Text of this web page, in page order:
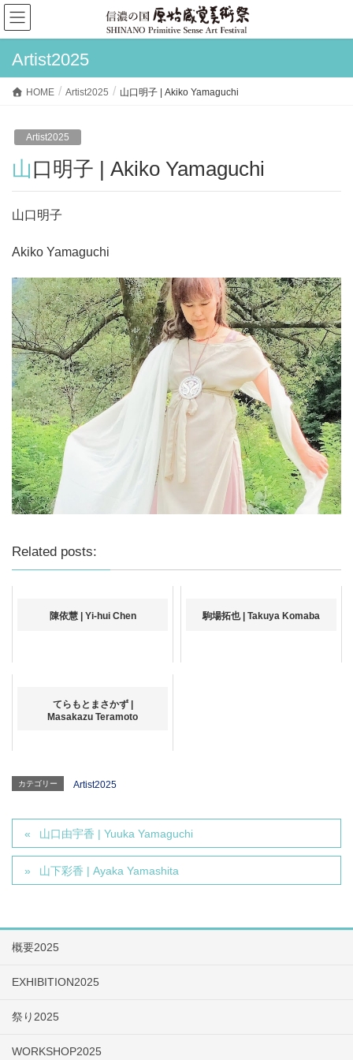
Artist2025
HOME Artist2025 山口明子 | Akiko Yamaguchi
Artist2025
山口明子 | Akiko Yamaguchi
山口明子
Akiko Yamaguchi
Related posts:
陳依慧 | Yi-hui Chen 駒場拓也 | Takuya Komaba
てらもとまさかず |
Masakazu Teramoto
カテゴリー Artist2025
山口由宇香 | Yuuka Yamaguchi
山下彩香 | Ayaka Yamashita
概要2025
EXHIBITION2025
祭り2025
WORKSHOP2025